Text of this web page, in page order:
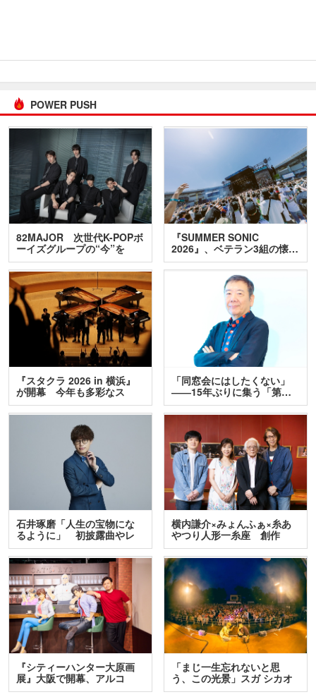
POWER PUSH
82MAJOR 次世代K-POPボ
ーイズグループの“今”を
訊…
『SUMMER SONIC
2026』、ベテラン3組の懐…
『スタクラ 2026 in 横浜』
が開幕 今年も多彩なス
テ…
「同窓会にはしたくない」
――15年ぶりに集う「第…
石井琢磨「人生の宝物にな
るように」 初披露曲やレ
ア…
横内謙介×みょんふぁ×糸あ
やつり人形一糸座 創作
人…
『シティーハンター大原画
展』大阪で開幕、アルコ
＆…
「まじ一生忘れないと思
う、この光景」スガ シカオ
と…